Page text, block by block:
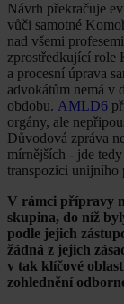
Návrh překračuje
vůči samotné
nad všemi
zprostředkující role
a procesní úprava
advokátům nemá v
obdobu. AMLD6
orgány, ale
Důvodová zpráva
mírnějších - jde
transpozici unijního
V rámci přípravy
skupina, do níž
podle jejich
žádná z jejich
v tak klíčové
zohlednění